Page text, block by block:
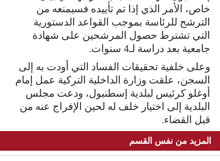
خاص، الأمر الذي إذا تم تأييده فسيمنعه من
الترشح للرئاسة بموجب القواعد الدستورية
التي تشترط حصول المرشحين على شهادة
جامعية بعد دراسة لـ4 سنوات.
وعلى خلفية تحقيقات الفساد التي أودت به إلى
السجن، علقت وزارة الداخلية التركية عمل إمام
أوغلو كرئيس لبلدية إسطنبول، ودعت مجلس
البلدية إلى اختيار خلف له لحين الإفراج عنه من
قبل القضاء.
المزيد من نفس القسم